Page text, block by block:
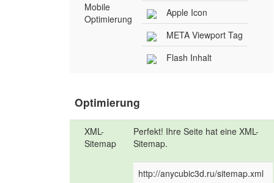
Mobile
Optimierung
Apple Icon
META Viewport Tag
Flash Inhalt
Optimierung
XML-
Sitemap
Perfekt! Ihre Seite hat eine XML-
Sitemap.
http://anycubic3d.ru/sitemap.xml